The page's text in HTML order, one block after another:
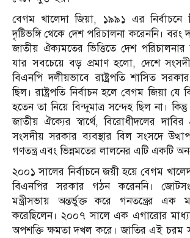
বেগম খালেদা জিয়া, ১৯৯১ এর নির্বাচনে
দৃষ্টিভঙ্গি থেকে দেশ পরিচালনা করেননি। বরং
জাতীয় ঐক্যমতের ভিত্তিতে দেশ পরিচালনার
যার সবচেয়ে বড় প্রমাণ হলো, দেশে সংসদীয়
বিএনপি দলীয়ভাবে রাষ্ট্রপতি শাসিত সরকার
ছিল। রাষ্ট্রপতি নির্বাচন হলে বেগম জিয়া
হতেন তা নিয়ে বিন্দুমাত্র সন্দেহ ছিল না। কিন্তু
জাতীয় ঐক্যের স্বার্থে, বিরোধীদলের দাবির
সংসদীয় সরকার ব্যবস্থার বিল সংসদে
গণতন্ত্র এবং ভিন্নমতের লালনের এটি একটি
২০০১ সালের নির্বাচনে জয়ী হয়ে বেগম
বিএনপির সরকার গঠন করেননি।
মন্ত্রীসভায় অন্তর্ভুক্ত করে গনতন্ত্রের এক
করেছিলেন। ২০০৭ সালে এক এগারোর
অপশক্তি ক্ষমতা দখল করে। জাতির এই চরম